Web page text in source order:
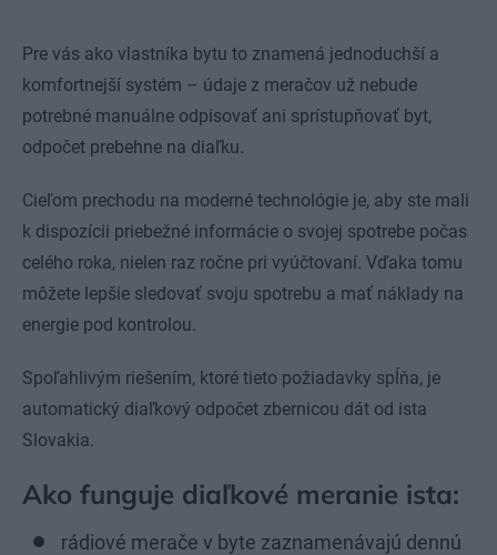
Pre vás ako vlastníka bytu to znamená jednoduchší a
komfortnejší systém – údaje z meračov už nebude
potrebné manuálne odpisovať ani sprístupňovať byt,
odpočet prebehne na diaľku.
Cieľom prechodu na moderné technológie je, aby ste mali
k dispozícii priebežné informácie o svojej spotrebe počas
celého roka, nielen raz ročne pri vyúčtovaní. Vďaka tomu
môžete lepšie sledovať svoju spotrebu a mať náklady na
energie pod kontrolou.
Spoľahlivým riešením, ktoré tieto požiadavky spĺňa, je
automatický diaľkový odpočet zbernicou dát od ista
Slovakia.
Ako funguje diaľkové meranie ista:
rádiové merače v byte zaznamenávajú dennú